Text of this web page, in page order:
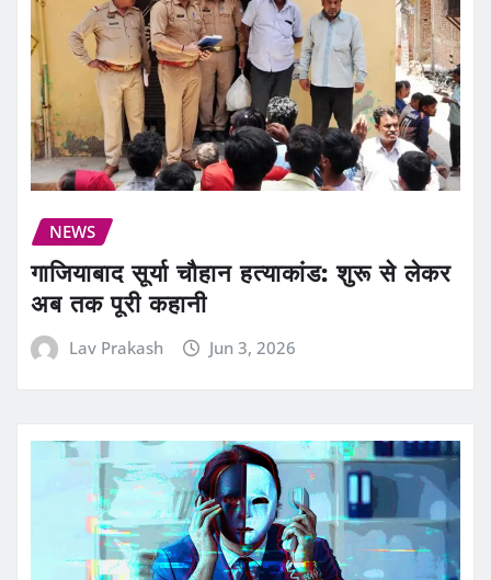
NEWS
गाजियाबाद सूर्या चौहान हत्याकांड: शुरू से लेकर
अब तक पूरी कहानी
Lav Prakash Jun 3, 2026